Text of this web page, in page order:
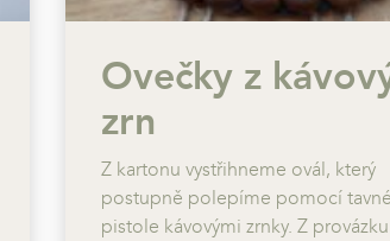
Ovečky z
zrn
Z kartonu vystřihneme ovál, který
postupně polepíme pomocí tavné
pistole kávovými zrnky. Z provázku